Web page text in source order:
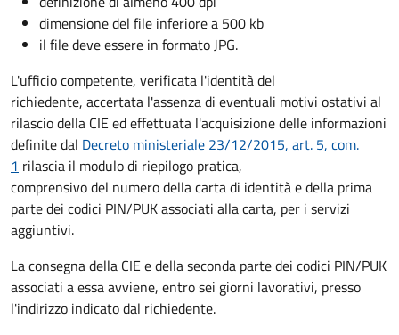
dimensione del file inferiore a 500 kb
il file deve essere in formato JPG.
L'ufficio competente, verificata l'identità del
richiedente, accertata l'assenza di eventuali motivi ostativi al
rilascio della CIE ed effettuata l'acquisizione delle informazioni
definite dal Decreto ministeriale 23/12/2015, art. 5, com.
1 rilascia il modulo di riepilogo pratica,
comprensivo del numero della carta di identità e della prima
parte dei codici PIN/PUK associati alla carta, per i servizi
aggiuntivi.
La consegna della CIE e della seconda parte dei codici PIN/PUK
associati a essa avviene, entro sei giorni lavorativi, presso
l'indirizzo indicato dal richiedente.